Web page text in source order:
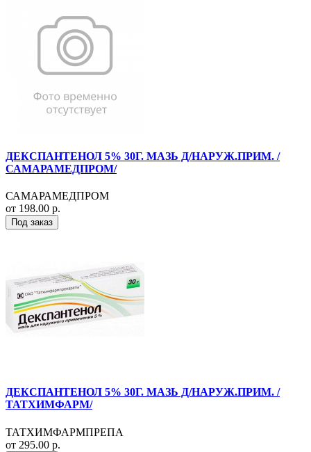
ДЕКСПАНТЕНОЛ 5% 30Г. МАЗЬ Д/НАРУЖ.ПРИМ. /
САМАРАМЕДПРОМ/
САМАРАМЕДПРОМ
от 198.00 р.
Под заказ
ДЕКСПАНТЕНОЛ 5% 30Г. МАЗЬ Д/НАРУЖ.ПРИМ. /
ТАТХИМФАРМ/
ТАТХИМФАРМПРЕПА
от 295.00 р.